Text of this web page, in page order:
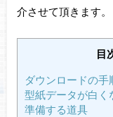
介させて頂きます。
目
ダウンロードの手
型紙データが白く
準備する道具